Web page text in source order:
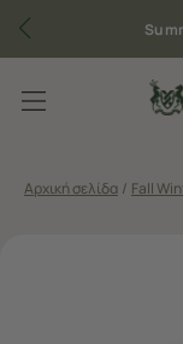
Αρχική σελίδα / Fall